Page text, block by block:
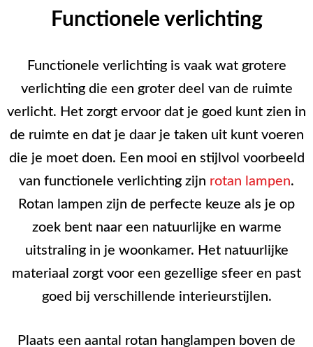
Functionele verlichting
Functionele verlichting is vaak wat grotere
verlichting die een groter deel van de ruimte
verlicht. Het zorgt ervoor dat je goed kunt zien in
de ruimte en dat je daar je taken uit kunt voeren
die je moet doen. Een mooi en stijlvol voorbeeld
van functionele verlichting zijn rotan lampen.
Rotan lampen zijn de perfecte keuze als je op
zoek bent naar een natuurlijke en warme
uitstraling in je woonkamer. Het natuurlijke
materiaal zorgt voor een gezellige sfeer en past
goed bij verschillende interieurstijlen.
Plaats een aantal rotan hanglampen boven de